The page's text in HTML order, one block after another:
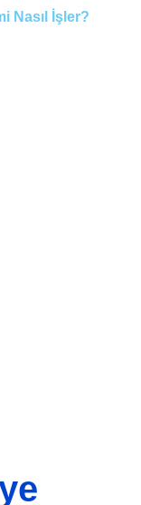
Nasıl İşler?